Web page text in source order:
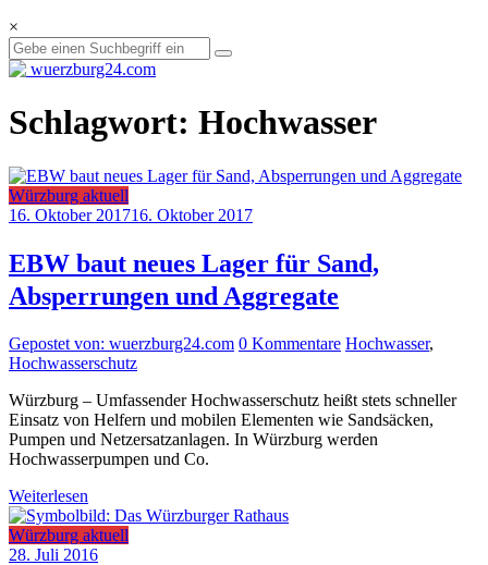
×
Schlagwort: Hochwasser
Würzburg aktuell
16. Oktober 201716. Oktober 2017
EBW baut neues Lager für Sand,
Absperrungen und Aggregate
Gepostet von: wuerzburg24.com 0 Kommentare Hochwasser,
Hochwasserschutz
Würzburg – Umfassender Hochwasserschutz heißt stets schneller
Einsatz von Helfern und mobilen Elementen wie Sandsäcken,
Pumpen und Netzersatzanlagen. In Würzburg werden
Hochwasserpumpen und Co.
Weiterlesen
Würzburg aktuell
28. Juli 2016